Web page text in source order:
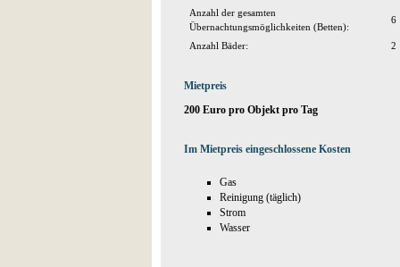
Anzahl der gesamten
Übernachtungsmöglichkeiten (Betten):
6
Anzahl Bäder: 2
Mietpreis
200 Euro pro Objekt pro Tag
Im Mietpreis eingeschlossene Kosten
Gas
Reinigung (täglich)
Strom
Wasser